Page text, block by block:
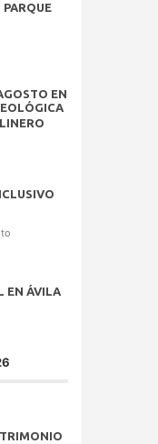
EN
EN ÁVILA